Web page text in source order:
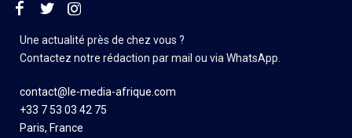
Une actualité près de chez vous ?
Contactez notre rédaction par mail ou via WhatsApp.
contact@le-media-afrique.com
+33 7 53 03 42 75
Paris, France